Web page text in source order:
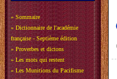
» Sommaire
» Dictionnaire de l'académie
française - Septième édition
» Proverbes et dictons
» Les mots qui restent
» Les Munitions du Pacifisme